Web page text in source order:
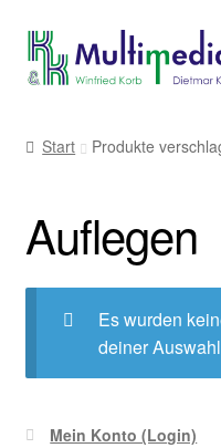
Zur
Navigation
Zum
Inhalt
Start Produkte
Auflegen
Es wurden
deiner
Mein Konto (Login)